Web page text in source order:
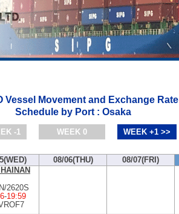
Vessel Movement and Exchange Rate
Schedule by Port : Osaka
-1 WEEK 0
WEEK +1 >>
08/06(THU) 08/07(FRI)
2620S
-19:59